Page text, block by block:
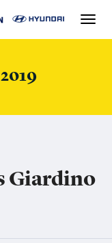
Toggle
Giardino